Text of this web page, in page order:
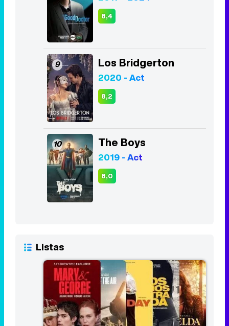
2020 - Act
8,2
10 The Boys
2019 - Act
8,0
Listas
Las 10 mejores series del primer
trimestre de 2024